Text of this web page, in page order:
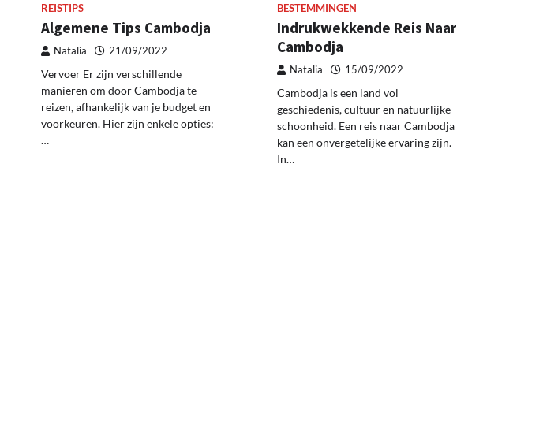
REISTIPS
Algemene Tips Cambodja
Natalia 21/09/2022
Vervoer Er zijn verschillende
manieren om door Cambodja te
reizen, afhankelijk van je budget en
voorkeuren. Hier zijn enkele opties:
…
BESTEMMINGEN
Indrukwekkende Reis Naar
Cambodja
Natalia 15/09/2022
Cambodja is een land vol
geschiedenis, cultuur en natuurlijke
schoonheid. Een reis naar Cambodja
kan een onvergetelijke ervaring zijn.
In…